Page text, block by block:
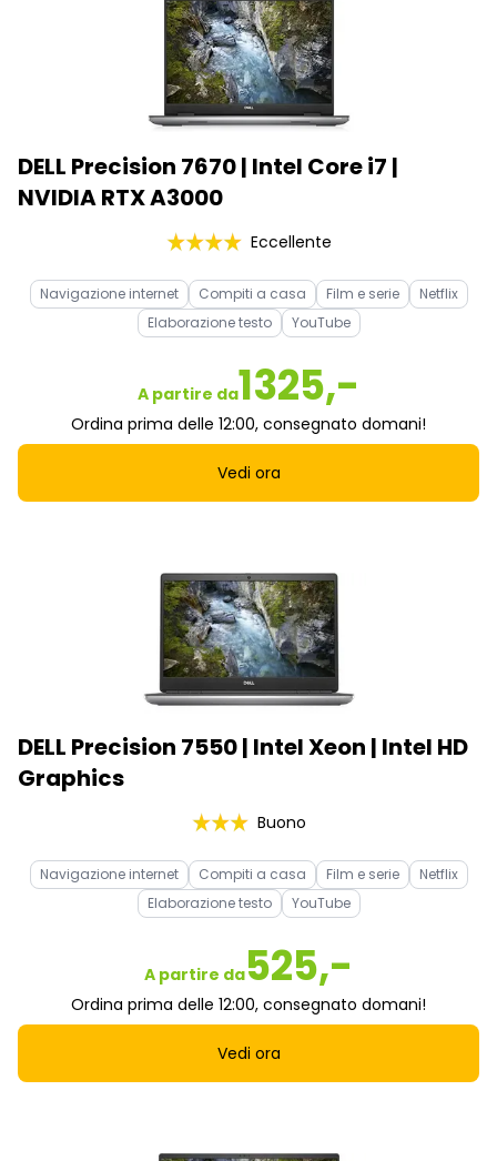
DELL Precision 7670 | Intel Core i7 |
NVIDIA RTX A3000
Eccellente
Navigazione internet Compiti a casa Film e serie
Netflix
Elaborazione testo
YouTube
A partire da1325,-
Ordina prima delle 12:00, consegnato domani!
Vedi ora
DELL Precision 7550 | Intel Xeon | Intel HD
Graphics
Buono
Navigazione internet Compiti a casa Film e serie
Netflix
Elaborazione testo
YouTube
A partire da525,-
Ordina prima delle 12:00, consegnato domani!
Vedi ora